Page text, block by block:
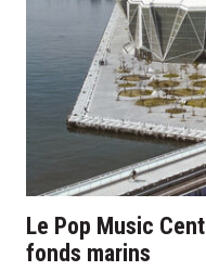
Le Pop Music
fonds marins